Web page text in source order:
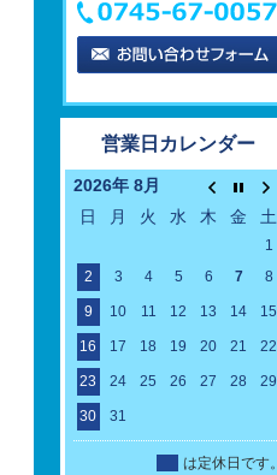
営業日カレンダー
2026年 8月
日
月 火 水 木 金 土
1
2
3 4 5 6 7 8
9 10 11 12 13 14 15
16 17 18 19 20 21 22
23 24 25 26 27 28 29
30 31
定休日